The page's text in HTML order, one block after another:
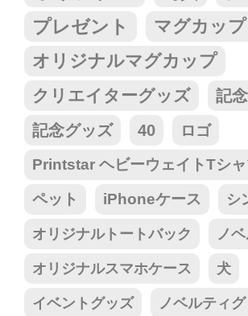
プレゼント
マグカップ
オリジナルマグカップ
クリエイターグッズ
記
記念グッズ
40 ロゴ
Printstar ヘビーウェイトTシ
ペット iPhoneケース シ
オリジナルトートバック ノ
オリジナルスマホケース 犬
イベントグッズ ノベルティ